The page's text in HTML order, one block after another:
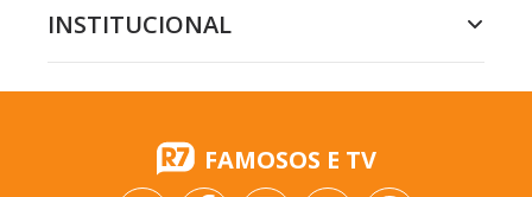
INSTITUCIONAL
FAMOSOS E TV